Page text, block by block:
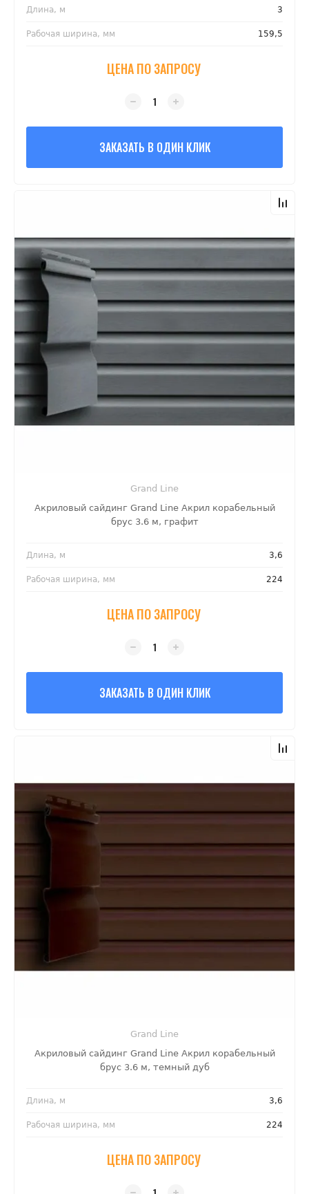
Длина, м 3
Рабочая ширина, мм 159,5
ЦЕНА ПО ЗАПРОСУ
ЗАКАЗАТЬ В ОДИН КЛИК
Grand Line
Акриловый сайдинг Grand Line Акрил корабельный
брус 3.6 м, графит
Длина, м 3,6
Рабочая ширина, мм 224
ЦЕНА ПО ЗАПРОСУ
ЗАКАЗАТЬ В ОДИН КЛИК
Grand Line
Акриловый сайдинг Grand Line Акрил корабельный
брус 3.6 м, темный дуб
Длина, м 3,6
Рабочая ширина, мм 224
ЦЕНА ПО ЗАПРОСУ